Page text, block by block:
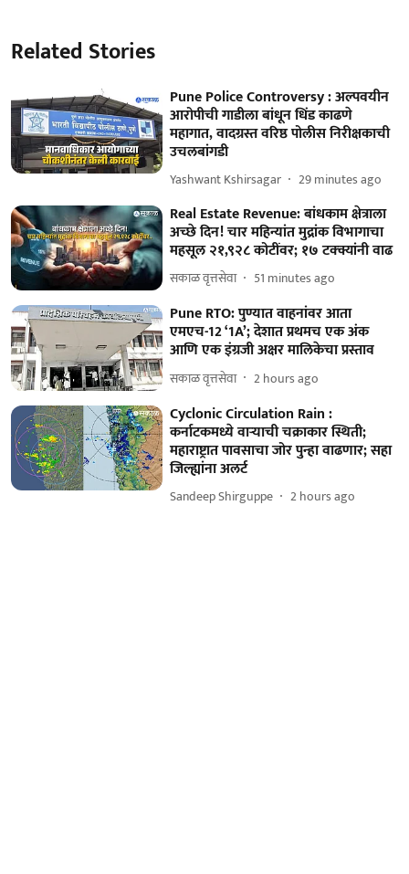
Related Stories
Pune Police Controversy : अल्पवयीन
आरोपीची गाडीला बांधून धिंड काढणे
महागात, वादग्रस्त वरिष्ठ पोलीस निरीक्षकाची
उचलबांगडी
Yashwant Kshirsagar 29 minutes ago
Real Estate Revenue: बांधकाम क्षेत्राला
अच्छे दिन! चार महिन्यांत मुद्रांक विभागाचा
महसूल २१,९२८ कोटींवर; १७ टक्क्यांनी वाढ
सकाळ वृत्तसेवा 51 minutes ago
Pune RTO: पुण्यात वाहनांवर आता
एमएच-12 ‘1A’; देशात प्रथमच एक अंक
आणि एक इंग्रजी अक्षर मालिकेचा प्रस्ताव
सकाळ वृत्तसेवा 2 hours ago
Cyclonic Circulation Rain :
कर्नाटकमध्ये वाऱ्याची चक्राकार स्थिती;
महाराष्ट्रात पावसाचा जोर पुन्हा वाढणार; सहा
जिल्ह्यांना अलर्ट
Sandeep Shirguppe 2 hours ago